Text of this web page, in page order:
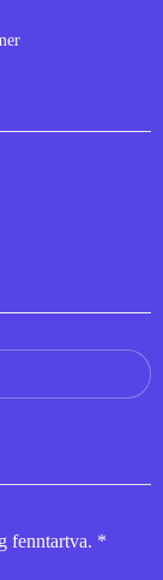
fenntartva. *